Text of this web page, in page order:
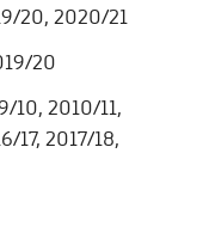
20, 2020/21
20
10, 2010/11,
17, 2017/18,